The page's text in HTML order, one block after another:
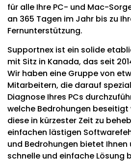
für alle Ihre PC- und Mac-
an 365 Tagen im Jahr bis zu
Fernunterstützung.
Supportnex ist ein solide
mit Sitz in Kanada, das seit
Wir haben eine Gruppe von
Mitarbeitern, die darauf
Diagnose Ihres PCs
welche Bedrohungen beseitigt
diese in kürzester Zeit zu
einfachen lästigen
und Bedrohungen bietet
schnelle und einfache Lösung